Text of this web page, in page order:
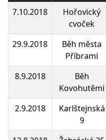
7.10.2018
Hořovický
cvoček
29.9.2018
Běh města
Příbrami
8.9.2018
Běh
Kovohutěmi
2.9.2018
Karlštejnská
9